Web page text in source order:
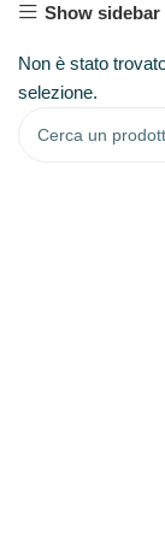
Show sidebar
Non è stato
selezione.